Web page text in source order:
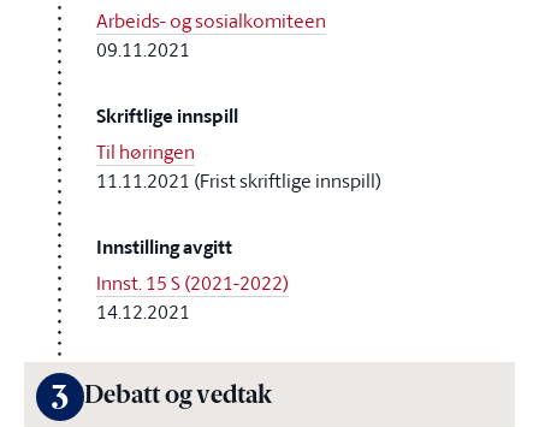
Arbeids- og sosialkomiteen
09.11.2021
Skriftlige innspill
Til høringen
11.11.2021 (Frist skriftlige innspill)
Innstilling avgitt
Innst. 15 S (2021-2022)
14.12.2021
3 Debatt og vedtak